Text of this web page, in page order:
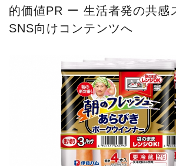
的価値PR ー 生活者発の共感
SNS向けコンテンツへ